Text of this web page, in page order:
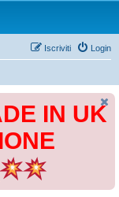
Login
Iscriviti
IN UK